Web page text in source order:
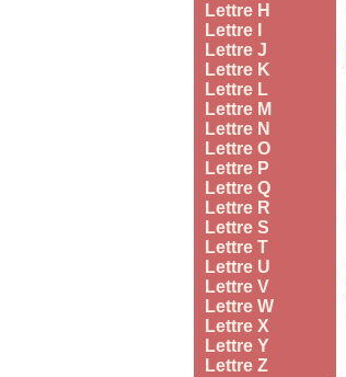
Lettre H
Lettre I
Lettre J
Lettre K
Lettre L
Lettre M
Lettre N
Lettre O
Lettre P
Lettre Q
Lettre R
Lettre S
Lettre T
Lettre U
Lettre V
Lettre W
Lettre X
Lettre Y
Lettre Z